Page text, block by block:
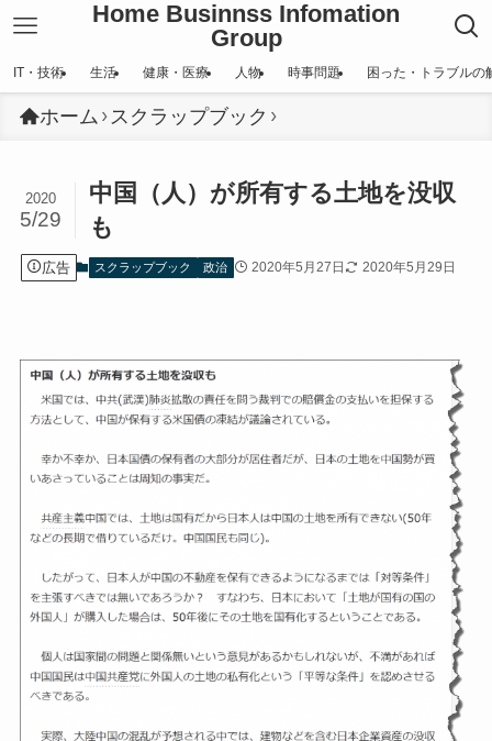
Home Businnss Infomation
Group
IT・技術 生活 健康・医療 人物 時事問題 困った・トラブルの
ホーム スクラップブック
中国（人）が所有する土地を没収
も
2020
5/29
広告 スクラップブック 政治 2020年5月27日 2020年5月29日